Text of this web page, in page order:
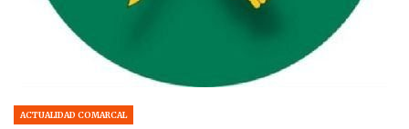
ACTUALIDAD COMARCAL